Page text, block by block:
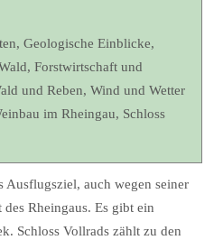
Geologische Einblicke,
Forstwirtschaft und
und Reben, Wind und Wetter
im Rheingau, Schloss
Ausflugsziel, auch wegen seiner
Rheingaus. Es gibt ein
Schloss Vollrads zählt zu den